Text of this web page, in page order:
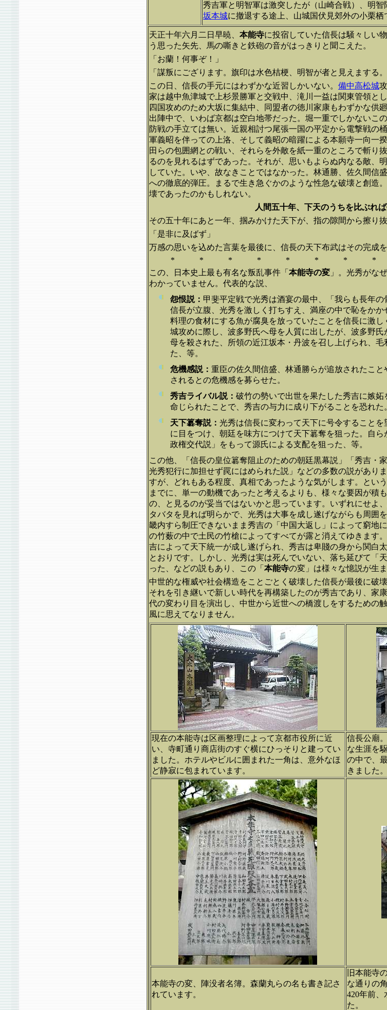
秀吉軍と明智軍は激突したが（山崎合戦）、明
坂本城に撤退する途上、山城国伏見郊外の小栗栖
天正十年六月二日早暁、 本能寺に投宿していた信長は騒々しい
う思った矢先、馬の嘶きと鉄砲の音がはっきりと聞こえた。
「お蘭！何事ぞ！」
「謀叛にござります。旗印は水色桔梗、明智が者と見えまする。
この日、信長の手元にはわずかな近習しかいない。 備中高松城
家は越中魚津城で上杉景勝軍と交戦中、滝川一益は関東管領と
四国攻めのため大坂に集結中、同盟者の徳川家康もわずかな供
出陣中で、いわば京都は空白地帯だった。堀一重でしかないこ
防戦の手立ては無い。近親相討つ尾張一国の平定から電撃戦の
軍義昭を伴っての上洛、そして義昭の暗躍による本願寺一向一
田らの包囲網との戦い、それらを外敵を紙一重のところで斬り
るのを見れるはずであった。それが、思いもよらぬ内なる敵、
していた。いや、故なきことではなかった。林通勝、佐久間信
への徹底的弾圧。まるで生き急ぐかのような性急な破壊と創造
壊であったのかもしれない。
人間五十年、下天のうちを比ぶれ
その五十年にあと一年、掴みかけた天下が、指の隙間から擦り抜
「是非に及ばず」
万感の思いを込めた言葉を最後に、信長の天下布武はその完成
* * * * * * * *
この、日本史上最も有名な叛乱事件「 本能寺の変 」。光秀がな
わかっていません。代表的な説、
怨恨説： 甲斐平定戦で光秀は酒宴の最中、「我らも長年
信長が立腹、光秀を激しく打ちすえ、満座の中で恥をかか
料理の食材にする魚が腐臭を放っていたことを信長に激
城攻めに際し、波多野氏へ母を人質に出したが、波多野氏
母を殺された、所領の近江坂本・丹波を召し上げられ、
た、等。
危機感説： 重臣の佐久間信盛、林通勝らが追放されたこ
されるとの危機感を募らせた。
秀吉ライバル説： 破竹の勢いで出世を果たした秀吉に嫉妬
命じられたことで、秀吉の与力に成り下がることを恐れた
天下簒奪説： 光秀は信長に変わって天下に号令すること
に目をつけ、朝廷を味方につけて天下簒奪を狙った。自
政権交代説」をもって源氏による支配を狙った、等。
この他、「信長の皇位簒奪阻止のための朝廷黒幕説」「秀吉・
光秀犯行に加担せず罠にはめられた説」などの多数の説があり
すが、どれもある程度、真相であったような気がします。とい
までに、単一の動機であったと考えるよりも、様々な要因が積
の、と見るのが妥当ではないかと思っています。いずれにせよ
タバタを見れば明らかで、光秀は大事を成し遂げながらも周囲
畿内すら制圧できないまま秀吉の「中国大返し」によって窮地
の竹薮の中で土民の竹槍によってすべてが露と消えてゆきます
吉によって天下統一が成し遂げられ、秀吉は卑賤の身から関白
とおりです。しかし、光秀は実は死んでいない、落ち延びて「
った、などの説もあり、この「 本能寺の変」は様々な憶説が生
中世的な権威や社会構造をことごとく破壊した信長が最後に破
それを引き継いで新しい時代を再構築したのが秀吉であり、家
代の変わり目を演出し、中世から近世への橋渡しをするための
風に思えてなりません。
現在の本能寺は区画整理によって京都市役所に近
い、寺町通り商店街のすぐ横にひっそりと建ってい
ました。ホテルやビルに囲まれた一角は、意外なほ
ど静寂に包まれています。
信長公廟
な生涯を
の中で、
きました。
本能寺の変、陣没者名簿。森蘭丸らの名も書き記さ
れています。
旧本能寺
な通りの
420年前、
た。